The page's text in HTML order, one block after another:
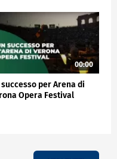
di scena per
00:00
successo per Arena di
Opera Festival